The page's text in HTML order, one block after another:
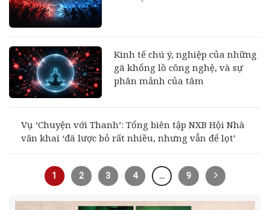
Kinh tế chú ý, nghiệp của những
gã khổng lồ công nghệ, và sự
phân mảnh của tâm
Vụ ‘Chuyện với Thanh’: Tổng biên tập NXB Hội Nhà
văn khai ‘đã lược bỏ rất nhiều, nhưng vẫn để lọt’
1 2 3 4 … 9